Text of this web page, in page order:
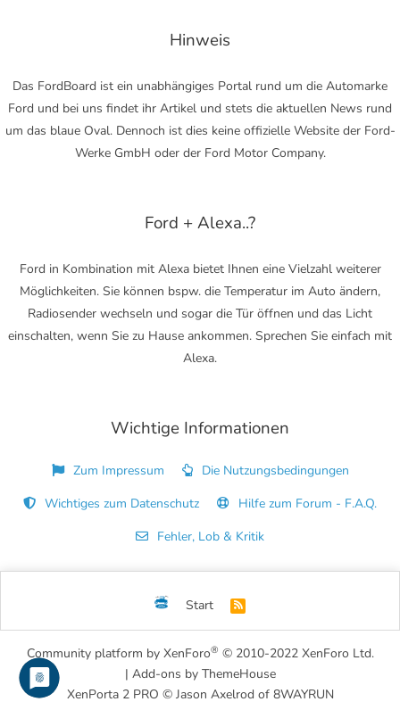
Hinweis
Das FordBoard ist ein unabhängiges Portal rund um die Automarke
Ford und bei uns findet ihr Artikel und stets die aktuellen News rund
um das blaue Oval. Dennoch ist dies keine offizielle Website der Ford-
Werke GmbH oder der Ford Motor Company.
Ford + Alexa..?
Ford in Kombination mit Alexa bietet Ihnen eine Vielzahl weiterer
Möglichkeiten. Sie können bspw. die Temperatur im Auto ändern,
Radiosender wechseln und sogar die Tür öffnen und das Licht
einschalten, wenn Sie zu Hause ankommen. Sprechen Sie einfach mit
Alexa.
Wichtige Informationen
Zum Impressum
Die Nutzungsbedingungen
Wichtiges zum Datenschutz
Hilfe zum Forum - F.A.Q.
Fehler, Lob & Kritik
Start
R
S
Community platform by XenForo® © 2010-2022 XenForo Ltd.
| Add-ons by ThemeHouse
XenPorta 2 PRO © Jason Axelrod of 8WAYRUN